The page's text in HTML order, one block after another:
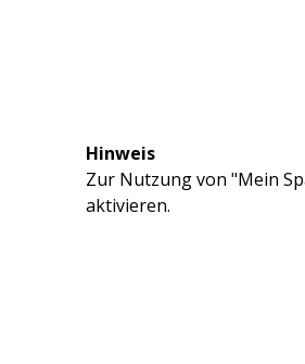
Hinweis
Zur Nutzung von "Mein
aktivieren.